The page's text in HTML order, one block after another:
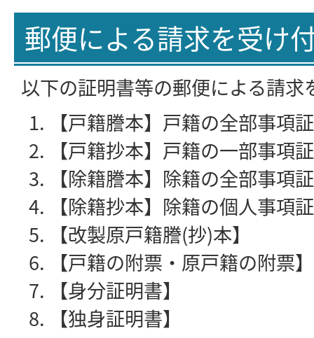
郵便による請求を受け
以下の証明書等の郵便による請求
【戸籍謄本】戸籍の全部事項
【戸籍抄本】戸籍の一部事項
【除籍謄本】除籍の全部事項
【除籍抄本】除籍の個人事項
【改製原戸籍謄(抄)本】
【戸籍の附票・原戸籍の附票】
【身分証明書】
【独身証明書】